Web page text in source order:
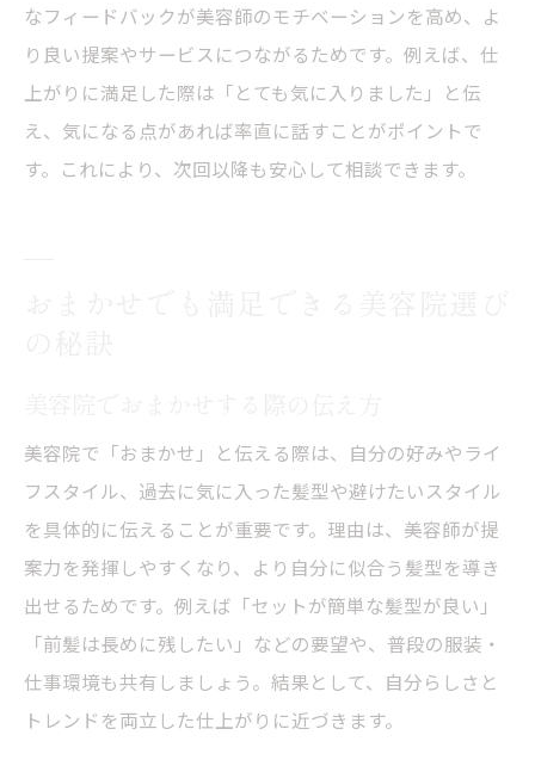
なフィードバックが美容師のモチベーションを高め、よ
り良い提案やサービスにつながるためです。例えば、仕
上がりに満足した際は「とても気に入りました」と伝
え、気になる点があれば率直に話すことがポイントで
す。これにより、次回以降も安心して相談できます。
美容院で「おまかせ」と伝える際は、自分の好みやライ
フスタイル、過去に気に入った髪型や避けたいスタイル
を具体的に伝えることが重要です。理由は、美容師が提
案力を発揮しやすくなり、より自分に似合う髪型を導き
出せるためです。例えば「セットが簡単な髪型が良い」
「前髪は長めに残したい」などの要望や、普段の服装・
仕事環境も共有しましょう。結果として、自分らしさと
トレンドを両立した仕上がりに近づきます。